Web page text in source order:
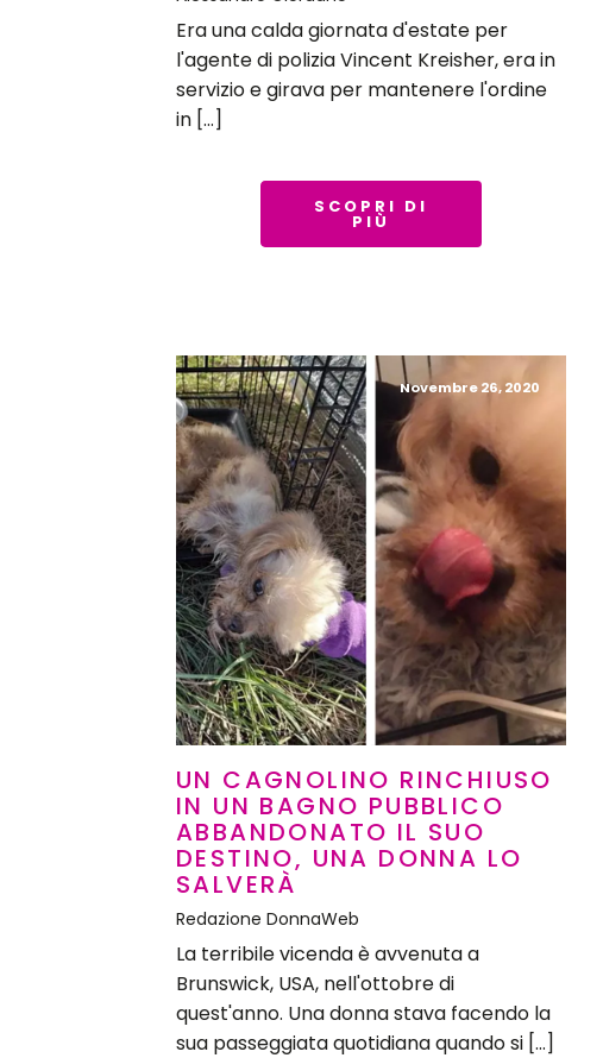
Era una calda giornata d'estate per
l'agente di polizia Vincent Kreisher, era in
servizio e girava per mantenere l'ordine
in […]
SCOPRI DI
PIÙ
Novembre 26, 2020
UN CAGNOLINO RINCHIUSO
IN UN BAGNO PUBBLICO
ABBANDONATO IL SUO
DESTINO, UNA DONNA LO
SALVERÀ
Redazione DonnaWeb
La terribile vicenda è avvenuta a
Brunswick, USA, nell'ottobre di
quest'anno. Una donna stava facendo la
sua passeggiata quotidiana quando si […]